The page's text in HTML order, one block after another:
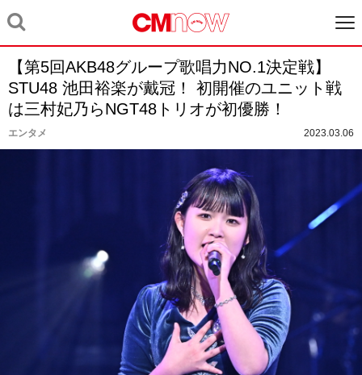
【第5回AKB48グループ歌唱力NO.1決定戦】
STU48 池田裕楽が戴冠！ 初開催のユニット戦
は三村妃乃らNGT48トリオが初優勝！
エンタメ 2023.03.06